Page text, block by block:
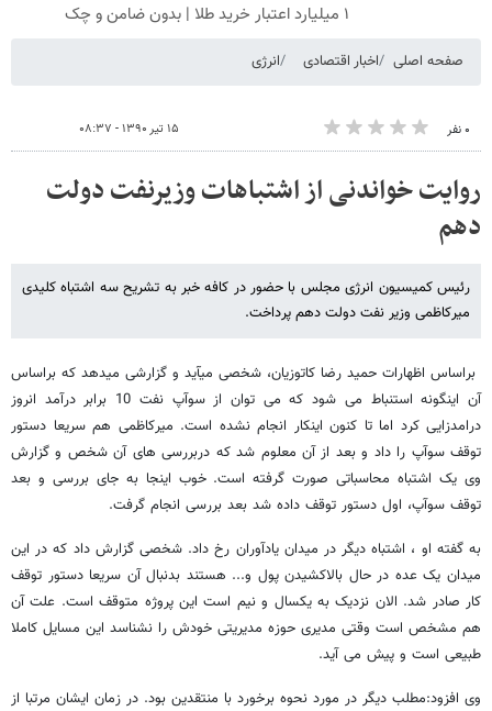
۱ میلیارد اعتبار خرید طلا | بدون ضامن و چک
صفحه اصلی اخبار اقتصادی انرژی
۰ نفر ۱۵ تیر ۱۳۹۰ - ۰۸:۳۷
روایت خواندنی از اشتباهات وزیرنفت دولت
دهم
رئیس کمیسیون انرژی مجلس با حضور در کافه خبر به تشریح سه اشتباه کلیدی
میرکاظمی وزیر نفت دولت دهم پرداخت.
براساس اظهارات حمید رضا کاتوزیان، شخصی میآید و گزارشی میدهد که براساس
آن اینگونه استنباط می شود که می توان از سوآپ نفت 10 برابر درآمد انروز
درامدزایی کرد اما تا کنون اینکار انجام نشده است. میرکاظمی هم سریعا دستور
توقف سوآپ را داد و بعد از آن معلوم شد که دربررسی های آن شخص و گزارش
وی یک اشتباه محاسباتی صورت گرفته است. خوب اینجا به جای بررسی و بعد
توقف سوآپ، اول دستور توقف داده شد بعد بررسی انجام گرفت.
به گفته او ، اشتباه دیگر در میدان یادآوران رخ داد. شخصی گزارش داد که در این
میدان یک عده در حال بالاکشیدن پول و... هستند بدنبال آن سریعا دستور توقف
کار صادر شد. الان نزدیک به یکسال و نیم است این پروژه متوقف است. علت آن
هم مشخص است وقتی مدیری حوزه مدیریتی خودش را نشناسد این مسایل کاملا
طبیعی است و پیش می آید.
وی افزود:مطلب دیگر در مورد نحوه برخورد با منتقدین بود. در زمان ایشان مرتبا از